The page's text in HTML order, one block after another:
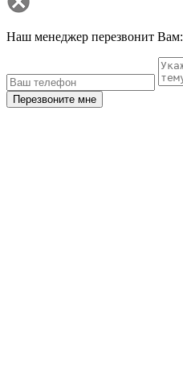
Наш менеджер перезвонит Вам:
Перезвоните мне